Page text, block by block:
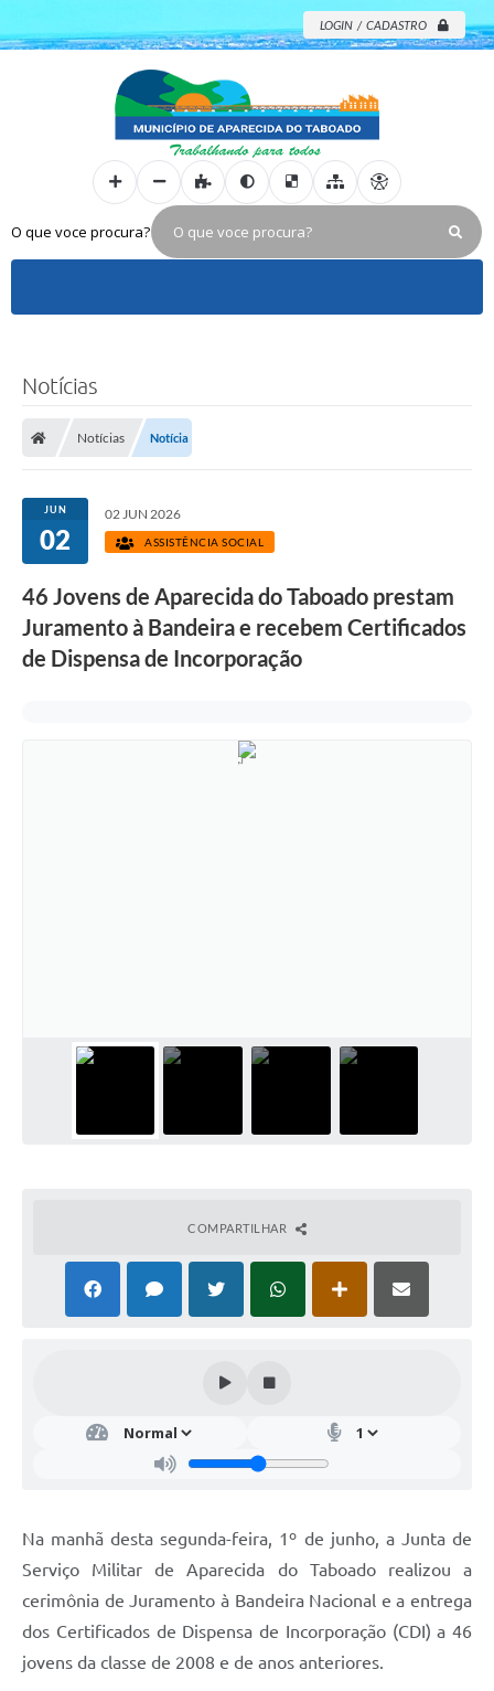
LOGIN / CADASTRO
O que voce procura?
Notícias
Notícias Notícia
JUN
02
02 JUN 2026
ASSISTÊNCIA SOCIAL
46 Jovens de Aparecida do Taboado prestam
Juramento à Bandeira e recebem Certificados
de Dispensa de Incorporação
COMPARTILHAR
Na manhã desta segunda-feira, 1º de junho, a Junta de
Serviço Militar de Aparecida do Taboado realizou a
cerimônia de Juramento à Bandeira Nacional e a entrega
dos Certificados de Dispensa de Incorporação (CDI) a 46
jovens da classe de 2008 e de anos anteriores.